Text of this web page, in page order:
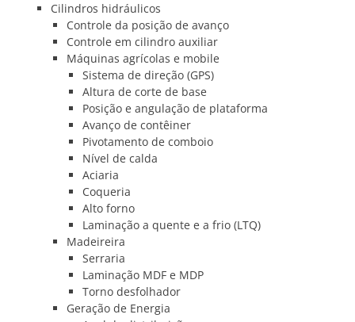
Cilindros hidráulicos
Controle da posição de avanço
Controle em cilindro auxiliar
Máquinas agrícolas e mobile
Sistema de direção (GPS)
Altura de corte de base
Posição e angulação de plataforma
Avanço de contêiner
Pivotamento de comboio
Nível de calda
Aciaria
Coqueria
Alto forno
Laminação a quente e a frio (LTQ)
Madeireira
Serraria
Laminação MDF e MDP
Torno desfolhador
Geração de Energia